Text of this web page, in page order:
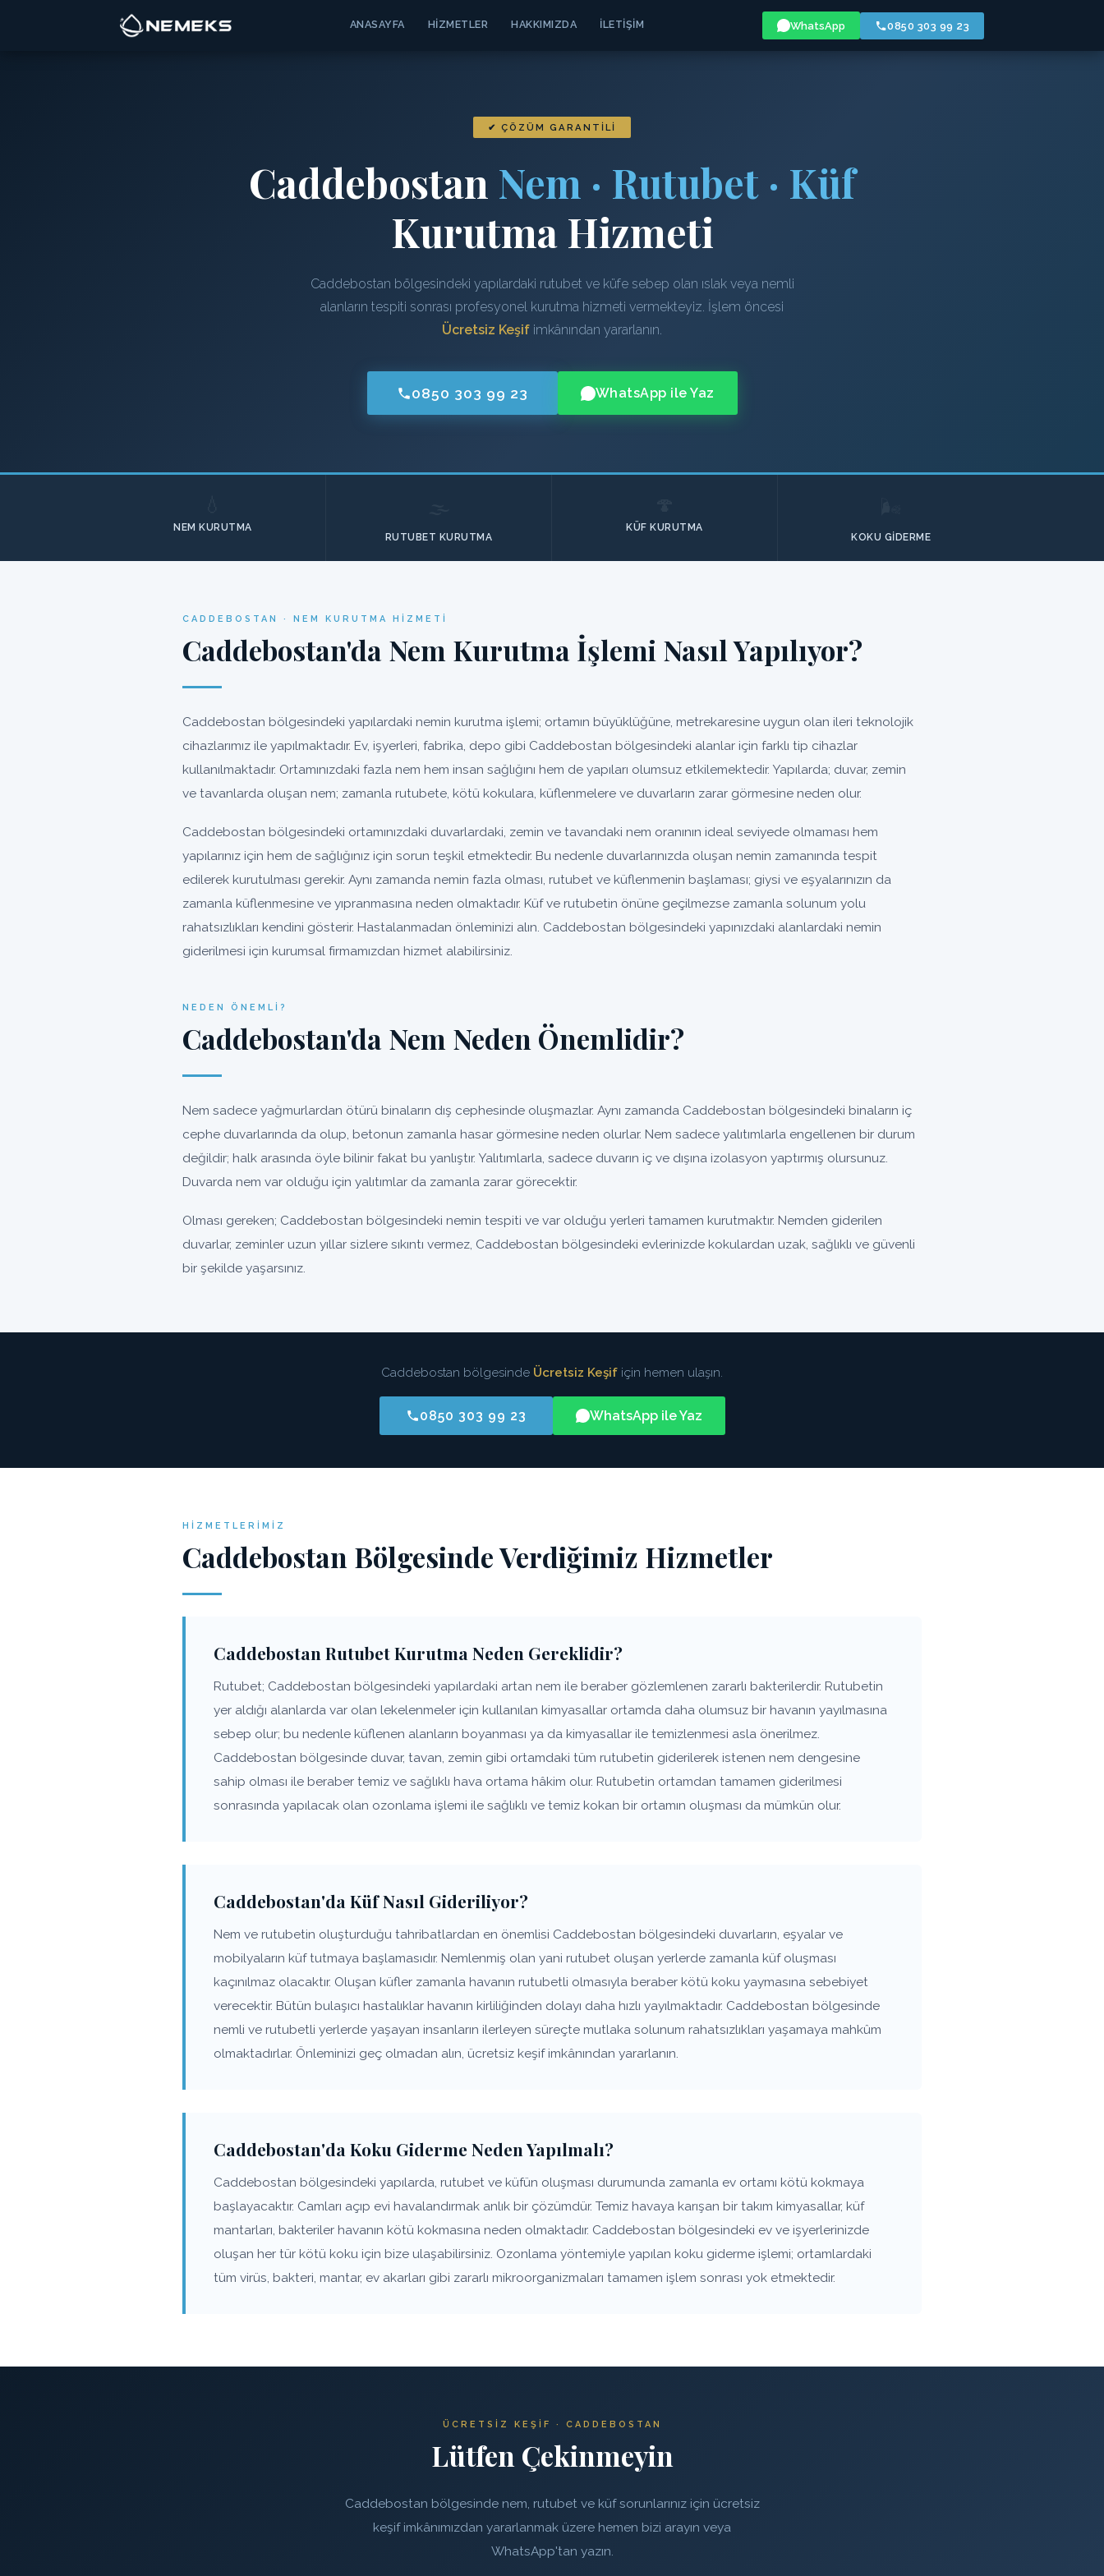
ANASAYFA HIZMETLER HAKKIMIZDA İLETIŞIM WhatsApp 0850 303 99 23
✔ ÇÖZÜM GARANTILI
Caddebostan Nem · Rutubet · Küf
Kurutma Hizmeti
Caddebostan bölgesindeki yapılardaki rutubet ve küfe sebep olan ıslak veya nemli
alanların tespiti sonrası profesyonel kurutma hizmeti vermekteyiz. İşlem öncesi
Ücretsiz Keşif imkânından yararlanın.
0850 303 99 23 WhatsApp ile Yaz
NEM KURUTMA
RUTUBET KURUTMA
KÜF KURUTMA
KOKU GIDERME
CADDEBOSTAN · NEM KURUTMA HIZMETI
Caddebostan'da Nem Kurutma İşlemi Nasıl Yapılıyor?
Caddebostan bölgesindeki yapılardaki nemin kurutma işlemi; ortamın büyüklüğüne, metrekaresine uygun olan ileri teknolojik
cihazlarımız ile yapılmaktadır. Ev, işyerleri, fabrika, depo gibi Caddebostan bölgesindeki alanlar için farklı tip cihazlar
kullanılmaktadır. Ortamınızdaki fazla nem hem insan sağlığını hem de yapıları olumsuz etkilemektedir. Yapılarda; duvar, zemin
ve tavanlarda oluşan nem; zamanla rutubete, kötü kokulara, küflenmelere ve duvarların zarar görmesine neden olur.
Caddebostan bölgesindeki ortamınızdaki duvarlardaki, zemin ve tavandaki nem oranının ideal seviyede olmaması hem
yapılarınız için hem de sağlığınız için sorun teşkil etmektedir. Bu nedenle duvarlarınızda oluşan nemin zamanında tespit
edilerek kurutulması gerekir. Aynı zamanda nemin fazla olması, rutubet ve küflenmenin başlaması; giysi ve eşyalarınızın da
zamanla küflenmesine ve yıpranmasına neden olmaktadır. Küf ve rutubetin önüne geçilmezse zamanla solunum yolu
rahatsızlıkları kendini gösterir. Hastalanmadan önleminizi alın. Caddebostan bölgesindeki yapınızdaki alanlardaki nemin
giderilmesi için kurumsal firmamızdan hizmet alabilirsiniz.
NEDEN ÖNEMLI?
Caddebostan'da Nem Neden Önemlidir?
Nem sadece yağmurlardan ötürü binaların dış cephesinde oluşmazlar. Aynı zamanda Caddebostan bölgesindeki binaların iç
cephe duvarlarında da olup, betonun zamanla hasar görmesine neden olurlar. Nem sadece yalıtımlarla engellenen bir durum
değildir; halk arasında öyle bilinir fakat bu yanlıştır. Yalıtımlarla, sadece duvarın iç ve dışına izolasyon yaptırmış olursunuz.
Duvarda nem var olduğu için yalıtımlar da zamanla zarar görecektir.
Olması gereken; Caddebostan bölgesindeki nemin tespiti ve var olduğu yerleri tamamen kurutmaktır. Nemden giderilen
duvarlar, zeminler uzun yıllar sizlere sıkıntı vermez, Caddebostan bölgesindeki evlerinizde kokulardan uzak, sağlıklı ve güvenli
bir şekilde yaşarsınız.
Caddebostan bölgesinde Ücretsiz Keşif için hemen ulaşın.
0850 303 99 23 WhatsApp ile Yaz
HIZMETLERIMIZ
Caddebostan Bölgesinde Verdiğimiz Hizmetler
Caddebostan Rutubet Kurutma Neden Gereklidir?
Rutubet; Caddebostan bölgesindeki yapılardaki artan nem ile beraber gözlemlenen zararlı bakterilerdir. Rutubetin
yer aldığı alanlarda var olan lekelenmeler için kullanılan kimyasallar ortamda daha olumsuz bir havanın yayılmasına
sebep olur; bu nedenle küflenen alanların boyanması ya da kimyasallar ile temizlenmesi asla önerilmez.
Caddebostan bölgesinde duvar, tavan, zemin gibi ortamdaki tüm rutubetin giderilerek istenen nem dengesine
sahip olması ile beraber temiz ve sağlıklı hava ortama hâkim olur. Rutubetin ortamdan tamamen giderilmesi
sonrasında yapılacak olan ozonlama işlemi ile sağlıklı ve temiz kokan bir ortamın oluşması da mümkün olur.
Caddebostan'da Küf Nasıl Gideriliyor?
Nem ve rutubetin oluşturduğu tahribatlardan en önemlisi Caddebostan bölgesindeki duvarların, eşyalar ve
mobilyaların küf tutmaya başlamasıdır. Nemlenmiş olan yani rutubet oluşan yerlerde zamanla küf oluşması
kaçınılmaz olacaktır. Oluşan küfler zamanla havanın rutubetli olmasıyla beraber kötü koku yaymasına sebebiyet
verecektir. Bütün bulaşıcı hastalıklar havanın kirliliğinden dolayı daha hızlı yayılmaktadır. Caddebostan bölgesinde
nemli ve rutubetli yerlerde yaşayan insanların ilerleyen süreçte mutlaka solunum rahatsızlıkları yaşamaya mahkûm
olmaktadırlar. Önleminizi geç olmadan alın, ücretsiz keşif imkânından yararlanın.
Caddebostan'da Koku Giderme Neden Yapılmalı?
Caddebostan bölgesindeki yapılarda, rutubet ve küfün oluşması durumunda zamanla ev ortamı kötü kokmaya
başlayacaktır. Camları açıp evi havalandırmak anlık bir çözümdür. Temiz havaya karışan bir takım kimyasallar, küf
mantarları, bakteriler havanın kötü kokmasına neden olmaktadır. Caddebostan bölgesindeki ev ve işyerlerinizde
oluşan her tür kötü koku için bize ulaşabilirsiniz. Ozonlama yöntemiyle yapılan koku giderme işlemi; ortamlardaki
tüm virüs, bakteri, mantar, ev akarları gibi zararlı mikroorganizmaları tamamen işlem sonrası yok etmektedir.
ÜCRETSIZ KEŞIF · CADDEBOSTAN
Lütfen Çekinmeyin
Caddebostan bölgesinde nem, rutubet ve küf sorunlarınız için ücretsiz
keşif imkânımızdan yararlanmak üzere hemen bizi arayın veya
WhatsApp'tan yazın.